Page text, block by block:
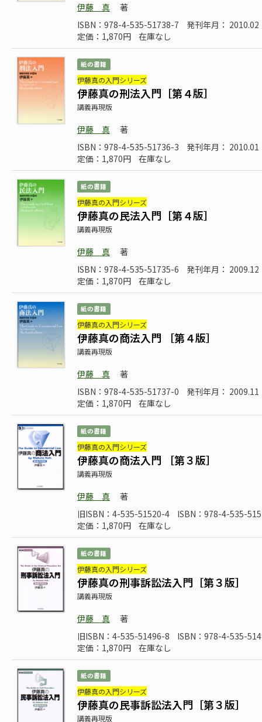
伊藤 真
著
ISBN：978-4-535-51738-7
発刊年月： 2010.02
定価：1,870円
在庫なし
紙の書籍
伊藤真の入門シリーズ
伊藤真の刑法入門［第４版］
講義再現版
伊藤 真
著
ISBN：978-4-535-51736-3
発刊年月： 2010.01
定価：1,870円
在庫なし
紙の書籍
伊藤真の入門シリーズ
伊藤真の民法入門［第４版］
講義再現版
伊藤 真
著
ISBN：978-4-535-51735-6
発刊年月： 2009.12
定価：1,870円
在庫なし
紙の書籍
伊藤真の入門シリーズ
伊藤真の商法入門 ［第４版］
講義再現版
伊藤 真
著
ISBN：978-4-535-51737-0
発刊年月： 2009.11
定価：1,870円
在庫なし
紙の書籍
伊藤真の入門シリーズ
伊藤真の商法入門 ［第３版］
講義再現版
伊藤 真
著
旧ISBN：4-535-51520-4
ISBN：978-4-535-
定価：1,870円
在庫なし
紙の書籍
伊藤真の入門シリーズ
伊藤真の刑事訴訟法入門［第３版］
講義再現版
伊藤 真
著
旧ISBN：4-535-51496-8
ISBN：978-4-535-
定価：1,870円
在庫なし
紙の書籍
伊藤真の入門シリーズ
伊藤真の民事訴訟法入門［第３版］
講義再現版